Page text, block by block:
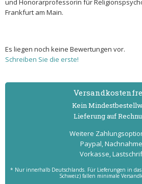
und Honorarprofessorin für
Frankfurt am Main.
Es liegen noch keine Bewertungen vor.
Schreiben Sie die erste!
Kein
Lieferung auf
Weitere
Paypal,
Vorkasse,
* Nur innerhalb Deutschlands. Für Lieferungen in
Schweiz) fallen minimale